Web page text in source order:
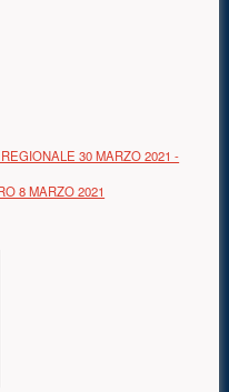
30 MARZO 2021 -
8 MARZO 2021